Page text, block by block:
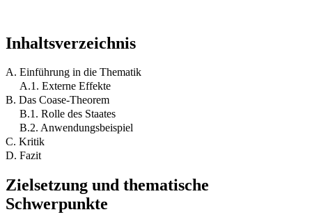
Inhaltsverzeichnis
A. Einführung in die Thematik
A.1. Externe Effekte
B. Das Coase-Theorem
B.1. Rolle des Staates
B.2. Anwendungsbeispiel
C. Kritik
D. Fazit
Zielsetzung und thematische
Schwerpunkte